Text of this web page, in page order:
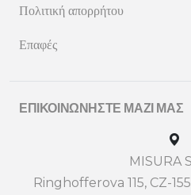
Πολιτική απορρήτου
Επαφές
ΕΠΙΚΟΙΝΩΝΉΣΤΕ ΜΑΖΊ ΜΑΣ
MISURA
Ringhofferova 115, CZ-